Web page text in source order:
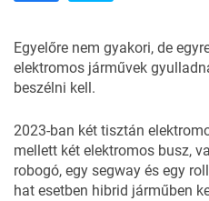
Egyelőre nem gyakori, de
elektromos járművek
beszélni kell.
2023-ban két tisztán
mellett két elektromos busz,
robogó, egy segway és egy
hat esetben hibrid járműben